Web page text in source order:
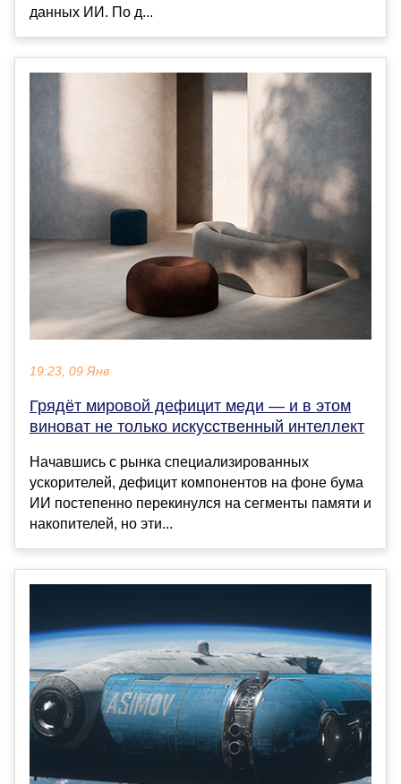
данных ИИ. По д...
19:23, 09 Янв
Грядёт мировой дефицит меди — и в этом
виноват не только искусственный интеллект
Начавшись с рынка специализированных
ускорителей, дефицит компонентов на фоне бума
ИИ постепенно перекинулся на сегменты памяти и
накопителей, но эти...